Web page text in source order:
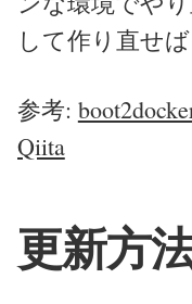
して作り直せ
参考:
Qiita
更新方